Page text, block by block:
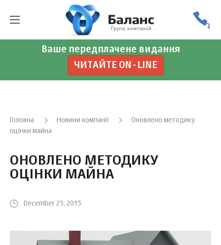
Ваше передплачене видання
ЧИТАЙТЕ ON-LINE
Головна Новини компанії
Оновлено методику
оцінки майна
ОНОВЛЕНО МЕТОДИКУ
ОЦІНКИ МАЙНА
December 25, 2015